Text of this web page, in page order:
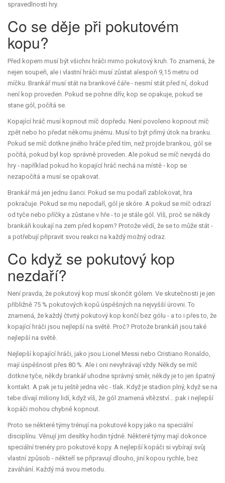
spravedlnosti hry.
Co se děje při pokutovém
kopu?
Před kopem musí být všichni hráči mimo pokutový kruh. To znamená, že
nejen soupeři, ale i vlastní hráči musí zůstat alespoň 9,15 metru od
míčku. Brankář musí stát na brankové čáře - nesmí stát před ní, dokud
není kop proveden. Pokud se pohne dřív, kop se opakuje, pokud se
stane gól, počítá se.
Kopající hráč musí kopnout míč dopředu. Není povoleno kopnout míč
zpět nebo ho předat někomu jinému. Musí to být přímý útok na branku.
Pokud se míč dotkne jiného hráče před tím, než projde brankou, gól se
počítá, pokud byl kop správně proveden. Ale pokud se míč nevydá do
hry - například pokud ho kopající hráč nechá na místě - kop se
nezapočítá a musí se opakovat.
Brankář má jen jednu šanci. Pokud se mu podaří zablokovat, hra
pokračuje. Pokud se mu nepodaří, gól je skóre. A pokud se míč odrazí
od tyče nebo příčky a zůstane v hře - to je stále gól. Víš, proč se někdy
brankáři koukají na zem před kopem? Protože vědí, že se to může stát -
a potřebují připravit svou reakci na každý možný odraz.
Co když se pokutový kop
nezdaří?
Není pravda, že pokutový kop musí skončit gólem. Ve skutečnosti je jen
přibližně 75 % pokutových kopů úspěšných na nejvyšší úrovni. To
znamená, že každý čtvrtý pokutový kop končí bez gólu - a to i přes to, že
kopající hráči jsou nejlepší na světě. Proč? Protože brankáři jsou také
nejlepší na světě.
Nejlepší kopající hráči, jako jsou Lionel Messi nebo Cristiano Ronaldo,
mají úspěšnost přes 80 %. Ale i oni nevyhrávají vždy. Někdy se míč
dotkne tyče, někdy brankář uhodne správný směr, někdy je to jen špatný
kontakt. A pak je tu ještě jedna věc - tlak. Když je stadion plný, když se na
tebe dívají miliony lidí, když víš, že gól znamená vítězství… pak i nejlepší
kopáči mohou chybně kopnout.
Proto se některé týmy trénují na pokutové kopy jako na speciální
disciplínu. Věnují jim desítky hodin týdně. Některé týmy mají dokonce
speciální trenéry pro pokutové kopy. A nejlepší kopáči si vybírají svůj
vlastní způsob - někteří se připravují dlouho, jiní kopou rychle, bez
zaváhání. Každý má svou metodu.